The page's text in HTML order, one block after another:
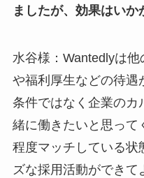
ましたが、効果はいか
水谷様：Wantedlyは
や福利厚生などの待遇
条件ではなく企業のカ
緒に働きたいと思って
程度マッチしている状
ズな採用活動ができて